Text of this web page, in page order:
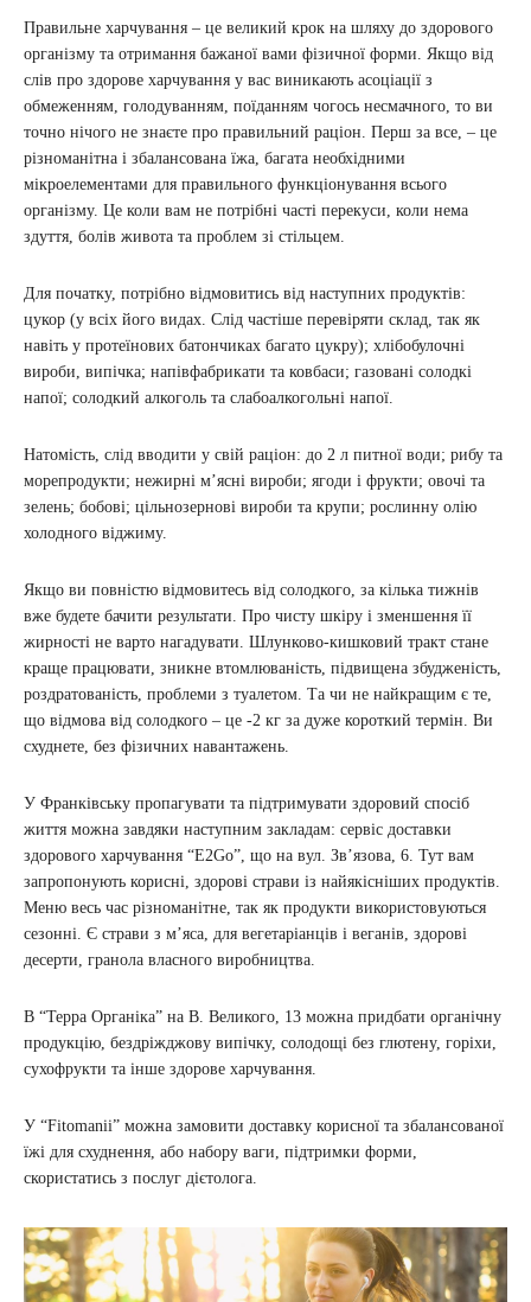
Правильне харчування – це великий крок на шляху до здорового
організму та отримання бажаної вами фізичної форми. Якщо від
слів про здорове харчування у вас виникають асоціації з
обмеженням, голодуванням, поїданням чогось несмачного, то ви
точно нічого не знаєте про правильний раціон. Перш за все, – це
різноманітна і збалансована їжа, багата необхідними
мікроелементами для правильного функціонування всього
організму. Це коли вам не потрібні часті перекуси, коли нема
здуття, болів живота та проблем зі стільцем.
Для початку, потрібно відмовитись від наступних продуктів:
цукор (у всіх його видах. Слід частіше перевіряти склад, так як
навіть у протеїнових батончиках багато цукру); хлібобулочні
вироби, випічка; напівфабрикати та ковбаси; газовані солодкі
напої; солодкий алкоголь та слабоалкогольні напої.
Натомість, слід вводити у свій раціон: до 2 л питної води; рибу та
морепродукти; нежирні м’ясні вироби; ягоди і фрукти; овочі та
зелень; бобові; цільнозернові вироби та крупи; рослинну олію
холодного віджиму.
Якщо ви повністю відмовитесь від солодкого, за кілька тижнів
вже будете бачити результати. Про чисту шкіру і зменшення її
жирності не варто нагадувати. Шлунково-кишковий тракт стане
краще працювати, зникне втомлюваність, підвищена збудженість,
роздратованість, проблеми з туалетом. Та чи не найкращим є те,
що відмова від солодкого – це -2 кг за дуже короткий термін. Ви
схуднете, без фізичних навантажень.
У Франківську пропагувати та підтримувати здоровий спосіб
життя можна завдяки наступним закладам: сервіс доставки
здорового харчування “E2Go”, що на вул. Зв’язова, 6. Тут вам
запропонують корисні, здорові страви із найякісніших продуктів.
Меню весь час різноманітне, так як продукти використовуються
сезонні. Є страви з м’яса, для вегетаріанців і веганів, здорові
десерти, гранола власного виробництва.
В “Терра Органіка” на В. Великого, 13 можна придбати органічну
продукцію, бездріжджову випічку, солодощі без глютену, горіхи,
сухофрукти та інше здорове харчування.
У “Fitomanii” можна замовити доставку корисної та збалансованої
їжі для схуднення, або набору ваги, підтримки форми,
скористатись з послуг дієтолога.